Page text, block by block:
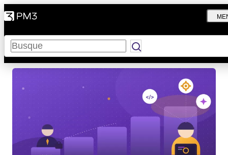
Pesquisar